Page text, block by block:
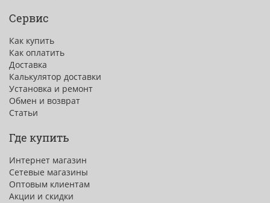
Сервис
Как купить
Как оплатить
Доставка
Калькулятор доставки
Установка и ремонт
Обмен и возврат
Статьи
Где купить
Интернет магазин
Сетевые магазины
Оптовым клиентам
Акции и скидки